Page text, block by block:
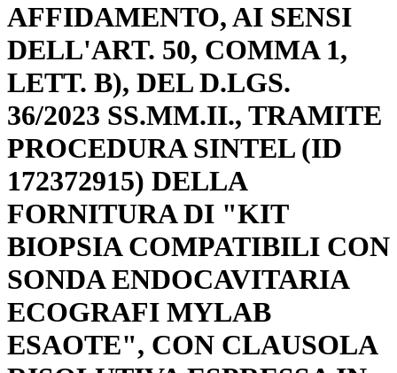
AFFIDAMENTO, AI SENSI
DELL'ART. 50, COMMA 1,
LETT. B), DEL D.LGS.
36/2023 SS.MM.II., TRAMITE
PROCEDURA SINTEL (ID
172372915) DELLA
FORNITURA DI "KIT
BIOPSIA COMPATIBILI CON
SONDA ENDOCAVITARIA
ECOGRAFI MYLAB
ESAOTE", CON CLAUSOLA